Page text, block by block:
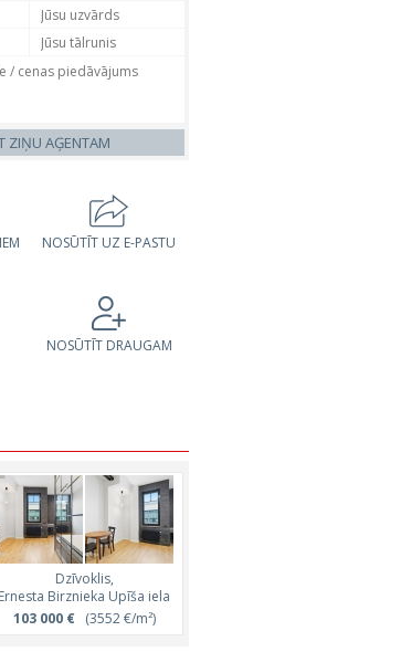
ZIŅU AĢENTAM
NOSŪTĪT UZ E-PASTU
NOSŪTĪT DRAUGAM
Dzīvoklis,
Brīvības iela, 48m²
170 100 € (3500 €/m²)
Dzīvoklis,
Ernesta Birznieka Upīša iela
103 000 €(3552 €/m²)